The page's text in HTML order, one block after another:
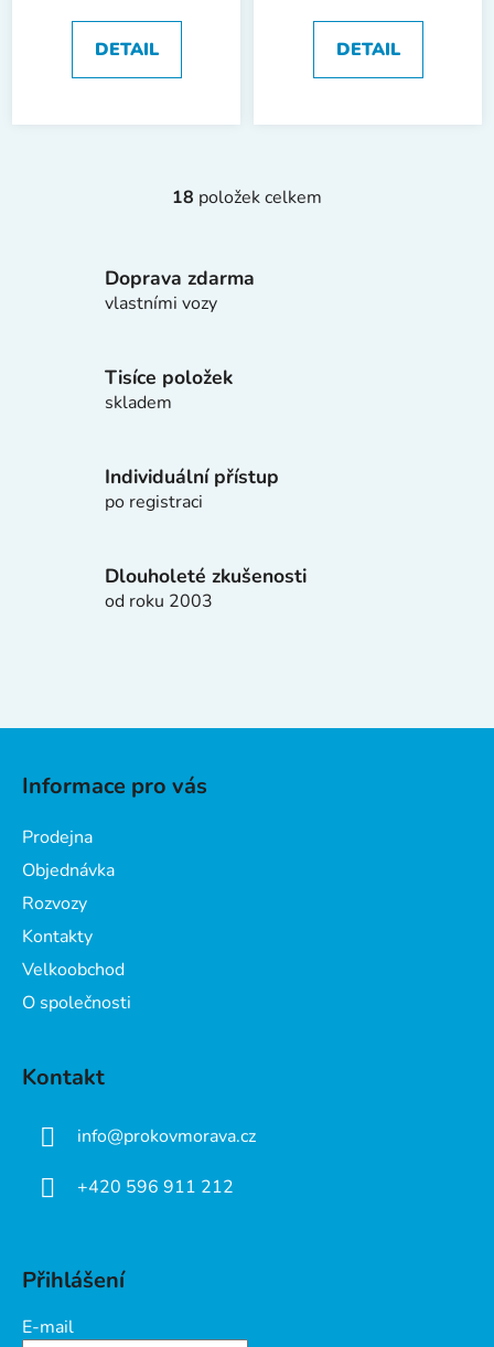
DETAIL DETAIL
O
á
k
p
18 položek celkem
Doprava zdarma
vlastními vozy
Tisíce položek
skladem
Individuální přístup
po registraci
Dlouholeté zkušenosti
od roku 2003
Informace pro vás
Prodejna
Objednávka
Rozvozy
Kontakty
Velkoobchod
O společnosti
Kontakt
info@prokovmorava.cz
+420 596 911 212
Přihlášení
E-mail